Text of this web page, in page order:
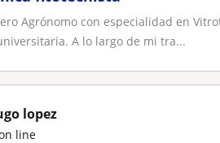
Agrónomo con especialidad en
A lo largo de mi tra...
lopez
line